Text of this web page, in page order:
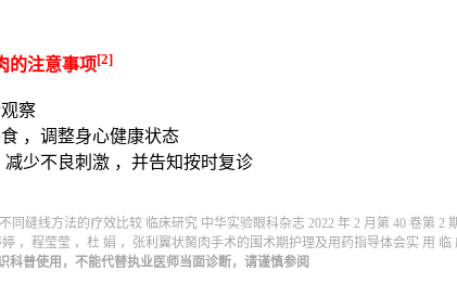
的注意事项[2]
察
，调整身心健康状态
少不良刺激 ，并告知按时复诊
缝线方法的疗效比较 临床研究 中华实验眼科杂志 2022 年 2 月第 40 卷第 2 期
，程莹莹 ，杜 娟 ，张利翼状胬肉手术的围术期护理及用药指导体会实 用 临
科普使用，不能代替执业医师当面诊断，请谨慎参阅